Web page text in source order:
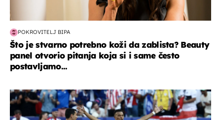
POKROVITELJ BIPA
Što je stvarno potrebno koži da zablista? Beauty
panel otvorio pitanja koja si i same često
postavljamo...
svjetsko prvenstvo 2026